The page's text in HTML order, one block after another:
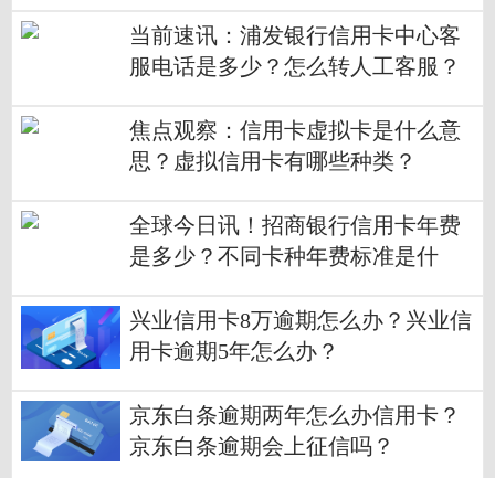
当前速讯：浦发银行信用卡中心客
服电话是多少？怎么转人工客服？
焦点观察：信用卡虚拟卡是什么意
思？虚拟信用卡有哪些种类？
全球今日讯！招商银行信用卡年费
是多少？不同卡种年费标准是什
兴业信用卡8万逾期怎么办？兴业信
用卡逾期5年怎么办？
京东白条逾期两年怎么办信用卡？
京东白条逾期会上征信吗？